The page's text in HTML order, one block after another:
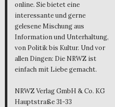
online. Sie bietet eine
interessante und gerne
gelesene Mischung aus
Information und Unterhaltung,
von Politik bis Kultur. Und vor
allen Dingen: Die NRWZ ist
einfach mit Liebe gemacht.
NRWZ Verlag GmbH & Co. KG
Hauptstraße 31-33